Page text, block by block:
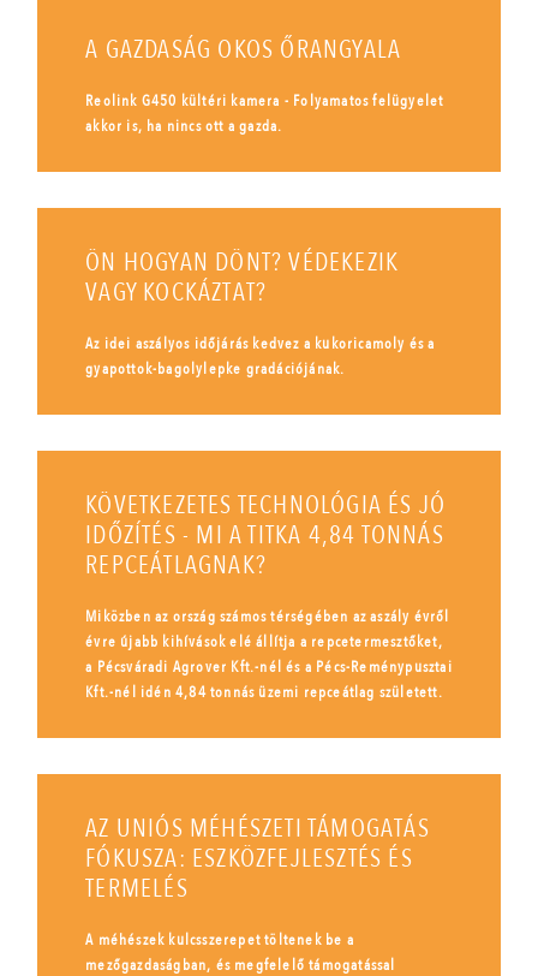
A GAZDASÁG OKOS ŐRANGYALA
Reolink G450 kültéri kamera - Folyamatos felügyelet
akkor is, ha nincs ott a gazda.
ÖN HOGYAN DÖNT? VÉDEKEZIK
VAGY KOCKÁZTAT?
Az idei aszályos időjárás kedvez a kukoricamoly és a
gyapottok-bagolylepke gradációjának.
KÖVETKEZETES TECHNOLÓGIA ÉS JÓ
IDŐZÍTÉS - MI A TITKA 4,84 TONNÁS
REPCEÁTLAGNAK?
Miközben az ország számos térségében az aszály évről
évre újabb kihívások elé állítja a repcetermesztőket,
a Pécsváradi Agrover Kft.-nél és a Pécs-Reménypusztai
Kft.-nél idén 4,84 tonnás üzemi repceátlag született.
AZ UNIÓS MÉHÉSZETI TÁMOGATÁS
FÓKUSZA: ESZKÖZFEJLESZTÉS ÉS
TERMELÉS
A méhészek kulcsszerepet töltenek be a
mezőgazdaságban, és megfelelő támogatással